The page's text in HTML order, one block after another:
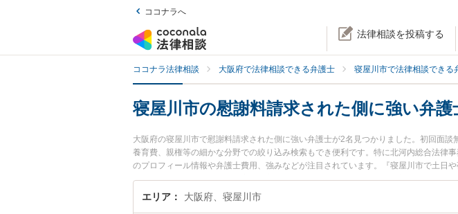
ココナラへ
法律相談を投稿する
ココナラ法律相談 大阪府で法律相談できる弁護士 寝屋川市で法律相談できる
寝屋川市の慰謝料請求された側に強い弁護
大阪府の寝屋川市で慰謝料請求された側に強い弁護士が2名見つかりました。初回面
養育費、親権等の細かな分野での絞り込み検索もでき便利です。特に北河内総合法律
のプロフィール情報や弁護士費用、強みなどが注目されています。『寝屋川市で土日
求された側のトラブル解決の実績豊富な近くの弁護士を検索したい』『初回相談無料
の相談者さんにおすすめです。
エリア 大阪府、寝屋川市